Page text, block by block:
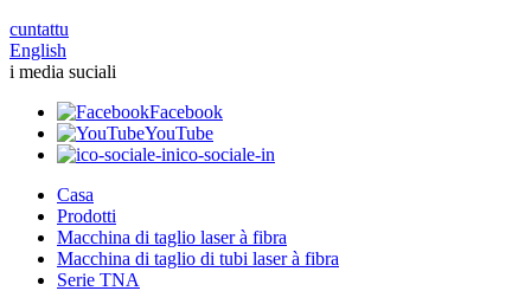
cuntattu
English
i media suciali
Facebook
YouTube
ico-sociale-in
Casa
Prodotti
Macchina di taglio laser à fibra
Macchina di taglio di tubi laser à fibra
Serie TNA